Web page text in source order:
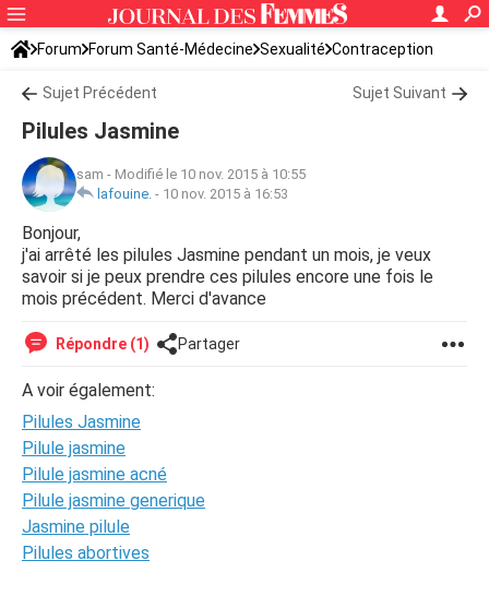
Forum Forum Santé-Médecine Sexualité Contraception
Sujet Précédent Sujet Suivant
Pilules Jasmine
sam - Modifié le 10 nov. 2015 à 10:55
lafouine. - 10 nov. 2015 à 16:53
Bonjour,
j'ai arrêté les pilules Jasmine pendant un mois, je veux
savoir si je peux prendre ces pilules encore une fois le
mois précédent. Merci d'avance
Répondre (1) Partager
A voir également:
Pilules Jasmine
Pilule jasmine
Pilule jasmine acné
Pilule jasmine generique
Jasmine pilule
Pilules abortives